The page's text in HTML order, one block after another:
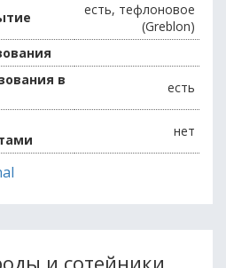
есть, тефлоновое
(Greblon)
в
есть
нет
и сотейники